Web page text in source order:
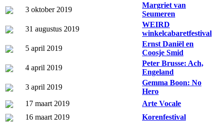
3 oktober 2019
Margriet van
Seumeren
31 augustus 2019
WEIRD
winkelcabaretfestival
5 april 2019
Ernst Daniël en
Coosje Smid
4 april 2019
Peter Brusse: Ach,
Engeland
3 april 2019
Gemma Boon: No
Hero
17 maart 2019
Arte Vocale
16 maart 2019
Korenfestival